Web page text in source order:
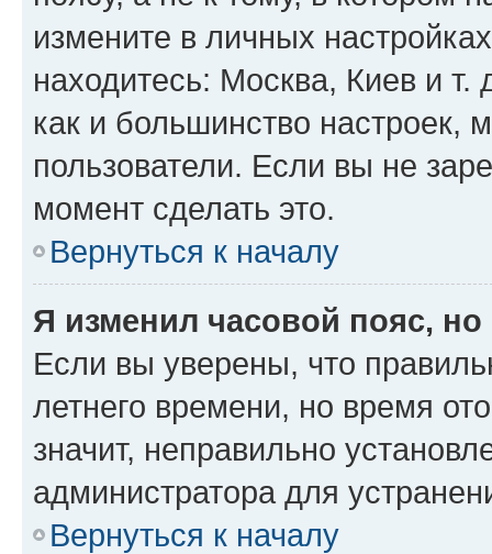
измените в личных
находитесь: Москва, Киев и т.
как и большинство настроек,
пользователи. Если вы не
момент сделать это.
Вернуться к началу
Я изменил часовой пояс,
Если вы уверены, что
летнего времени, но время
значит, неправильно
администратора для
Вернуться к началу